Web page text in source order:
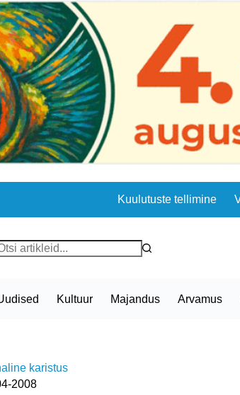
Kuulutuste tellimine
Kultuur Majandus Arvamus
karistus
2008